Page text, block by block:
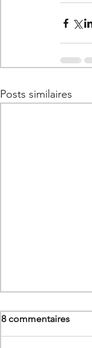
Posts similaires
8 commentaires